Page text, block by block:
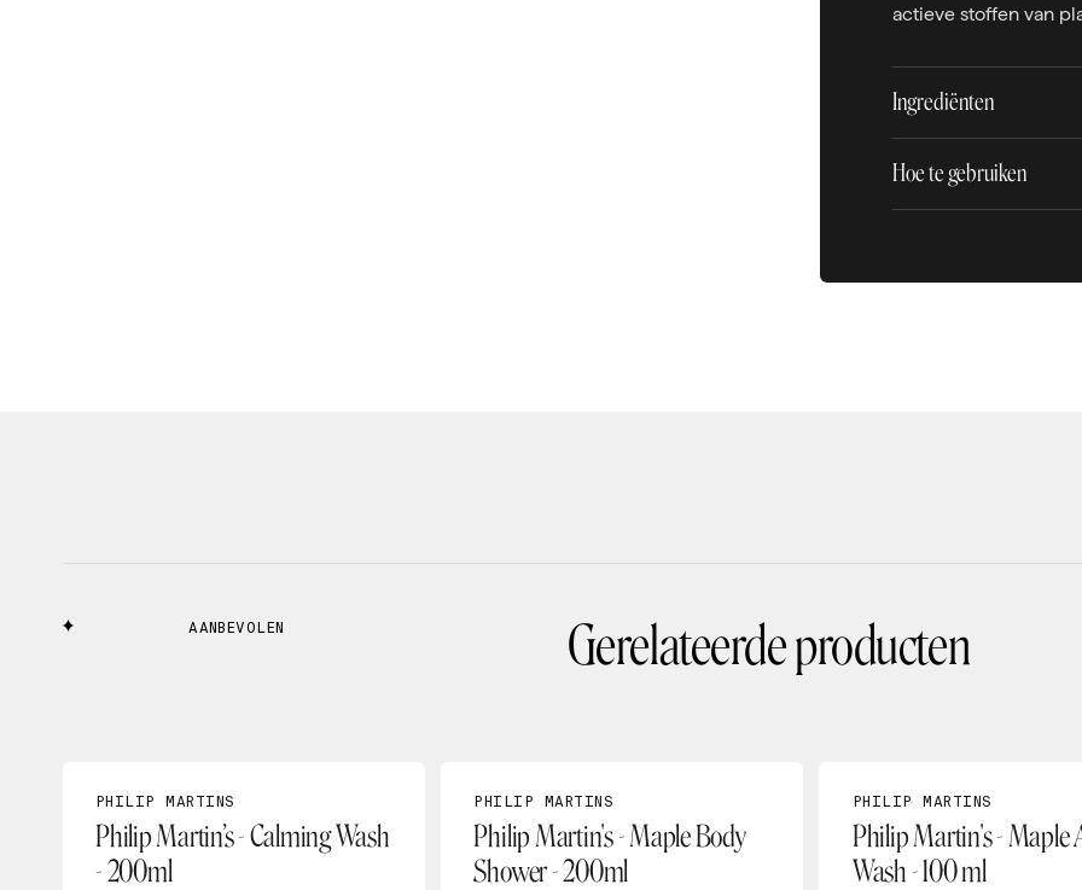
actieve stoffen van
Ingrediënten
Hoe te gebruiken
AANBEVOLEN Gerelateerde producten
PHILIP MARTINS
Philip Martin’s - Calming Wash
- 200ml
PHILIP MARTINS
Philip Martin's - Maple Body
Shower - 200ml
PHILIP MARTINS
Philip Martin's - Maple
Wash - 100 ml